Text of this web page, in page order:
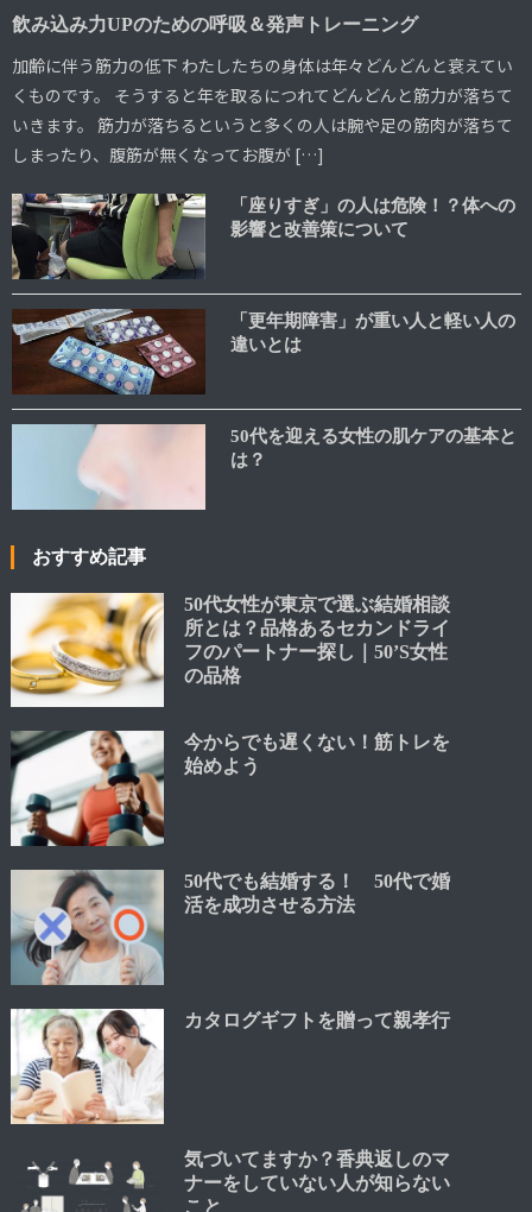
飲み込み力UPのための呼吸＆発声トレーニング
加齢に伴う筋力の低下 わたしたちの身体は年々どんどんと衰えてい
くものです。 そうすると年を取るにつれてどんどんと筋力が落ちて
いきます。 筋力が落ちるというと多くの人は腕や足の筋肉が落ちて
しまったり、腹筋が無くなってお腹が […]
「座りすぎ」の人は危険！？体への
影響と改善策について
「更年期障害」が重い人と軽い人の
違いとは
50代を迎える女性の肌ケアの基本と
は？
おすすめ記事
50代女性が東京で選ぶ結婚相談
所とは？品格あるセカンドライ
フのパートナー探し｜50’S女性
の品格
今からでも遅くない！筋トレを
始めよう
50代でも結婚する！ 50代で婚
活を成功させる方法
カタログギフトを贈って親孝行
気づいてますか？香典返しのマ
ナーをしていない人が知らない
こと